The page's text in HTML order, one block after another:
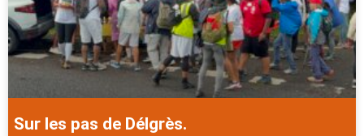
Sur les pas de Délgrès.